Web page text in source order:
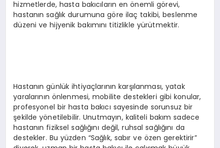
hizmetlerde, hasta bakıcıların en önemli görevi,
hastanın sağlık durumuna göre ilaç takibi, beslenme
düzeni ve hijyenik bakımını titizlikle yürütmektir.
Hastanın günlük ihtiyaçlarının karşılanması, yatak
yaralarının önlenmesi, mobilite destekleri gibi konular,
profesyonel bir hasta bakıcı sayesinde sorunsuz bir
şekilde yönetilebilir. Unutmayın, kaliteli bakım sadece
hastanın fiziksel sağlığını değil, ruhsal sağlığını da
destekler. Bu yüzden “Sağlık, sabır ve özen gerektirir”